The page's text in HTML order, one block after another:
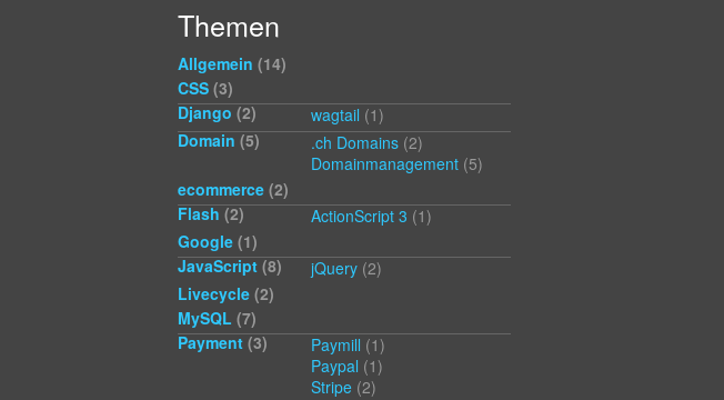
Themen
Allgemein (14)
CSS (3)
Django (2) wagtail (1)
Domain (5) .ch Domains (2)
Domainmanagement (5)
ecommerce (2)
Flash (2) ActionScript 3 (1)
Google (1)
JavaScript (8) jQuery (2)
Livecycle (2)
MySQL (7)
Payment (3) Paymill (1)
Paypal (1)
Stripe (2)